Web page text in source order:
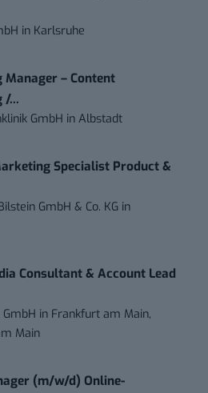
in Karlsruhe
– Content
/...
GmbH inAlbstadt
Specialist Product &
GmbH & Co. KG in
Consultant & Account Lead
GmbH in Frankfurt am Main,
Main
(m/w/d) Online-